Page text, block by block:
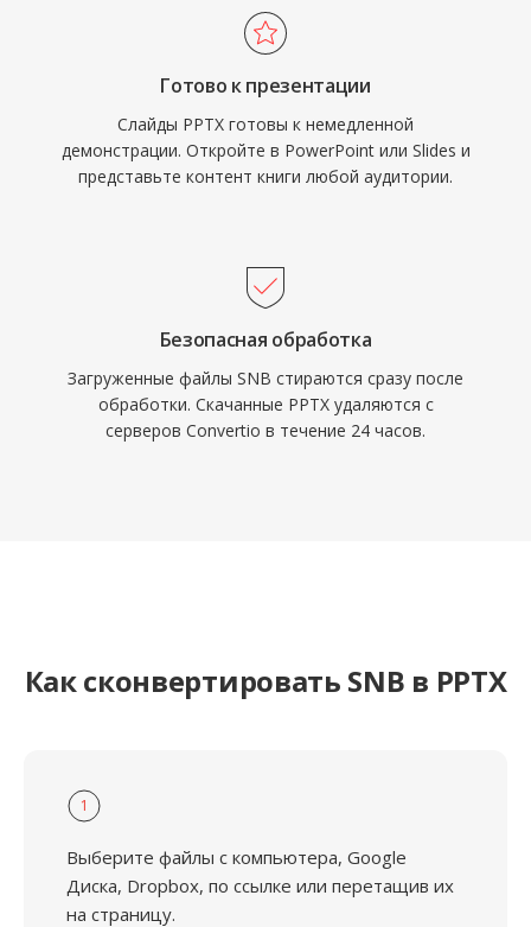
Готово к презентации
Слайды PPTX готовы к немедленной
демонстрации. Откройте в PowerPoint или Slides и
представьте контент книги любой аудитории.
Безопасная обработка
Загруженные файлы SNB стираются сразу после
обработки. Скачанные PPTX удаляются с
серверов Convertio в течение 24 часов.
Как сконвертировать SNB в PPTX
1
Выберите файлы с компьютера, Google
Диска, Dropbox, по ссылке или перетащив их
на страницу.